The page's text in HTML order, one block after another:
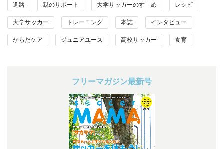
進路 親のサポート 大学サッカーのすゝめ レシピ
大学サッカー トレーニング 本誌 インタビュー
からだケア ジュニアユース 高校サッカー 食育
フリーマガジン最新号